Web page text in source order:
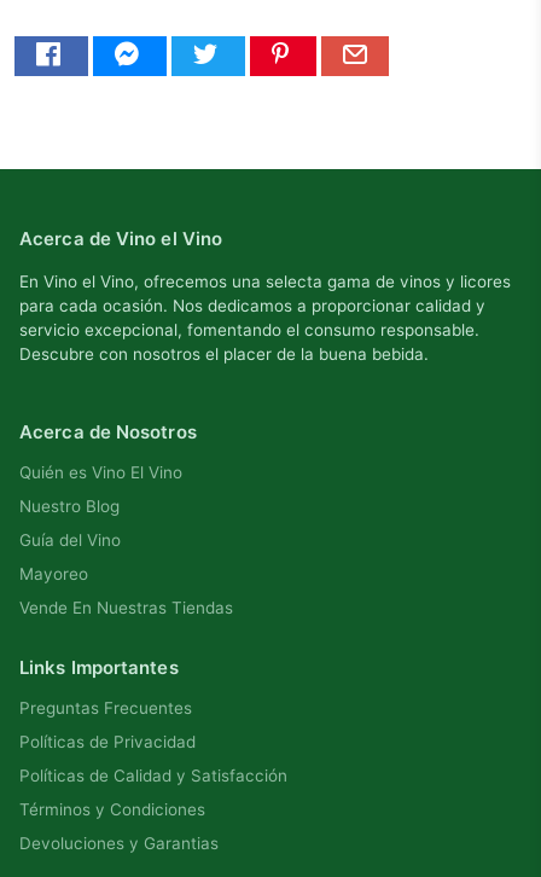
Acerca de Vino el Vino
En Vino el Vino, ofrecemos una selecta gama de vinos y licores
para cada ocasión. Nos dedicamos a proporcionar calidad y
servicio excepcional, fomentando el consumo responsable.
Descubre con nosotros el placer de la buena bebida.
Acerca de Nosotros
Quién es Vino El Vino
Nuestro Blog
Guía del Vino
Mayoreo
Vende En Nuestras Tiendas
Links Importantes
Preguntas Frecuentes
Políticas de Privacidad
Políticas de Calidad y Satisfacción
Términos y Condiciones
Devoluciones y Garantias